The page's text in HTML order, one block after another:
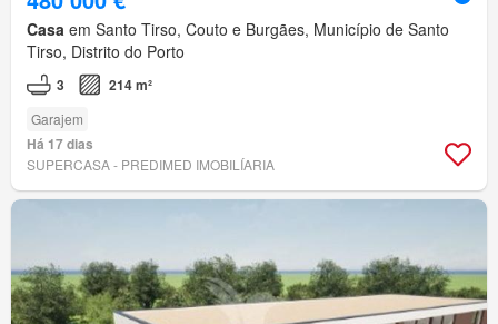
Casa em Santo Tirso, Couto e Burgães, Município de Santo
Tirso, Distrito do Porto
3 214 m²
Garajem
Há 17 dias
SUPERCASA - PREDIMED IMOBILÍARIA